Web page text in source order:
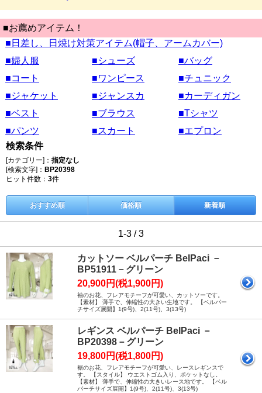
■お薦めアイテム！
■日差し、日焼け対策アイテム(帽子、アームカバー)
■婦人服
■シューズ
■バッグ
■コート
■ワンピース
■チュニック
■ジャケット
■ジャンスカ
■カーディガン
■ベスト
■ブラウス
■Tシャツ
■パンツ
■スカート
■エプロン
検索条件
[カテゴリー]： 指定なし
[検索文字]： BP20398
ヒット件数： 3件
おすすめ順 価格順 新着順
1-3 / 3
カットソー ベルパーチ BelPaci －
BP51911－グリーン
20,900円(税1,900円)
袖のお花、フレアモチーフが可愛い、カットソーです。
【素材】 薄手で、伸縮性の大きい生地です。 【ベルパー
チサイズ展開】1(9号)、2(11号)、3(13号)
レギンス ベルパーチ BelPaci －
BP20398－グリーン
19,800円(税1,800円)
裾のお花、フレアモチーフが可愛い、レースレギンスで
す。 【スタイル】 ウエストゴム入り、ポケットなし。
【素材】 薄手で、伸縮性の大きいレース地です。 【ベル
パーチサイズ展開】1(9号)、2(11号)、3(13号)